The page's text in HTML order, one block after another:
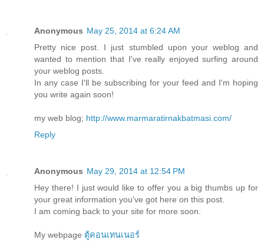
Anonymous May 25, 2014 at 6:24 AM
Pretty nice post. I just stumbled upon your weblog and
wanted to mention that I've really enjoyed surfing around
your weblog posts.
In any case I'll be subscribing for your feed and I'm hoping
you write again soon!
my web blog; http://www.marmaratirnakbatmasi.com/
Reply
Anonymous May 29, 2014 at 12:54 PM
Hey there! I just would like to offer you a big thumbs up for
your great information you've got here on this post.
I am coming back to your site for more soon.
My webpage ตู้คอนเทนเนอร์